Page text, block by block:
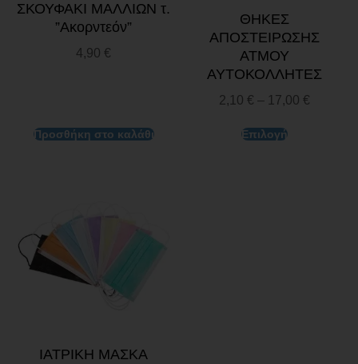
ΣΚΟΥΦΑΚΙ ΜΑΛΛΙΩΝ τ.
”Ακορντεόν”
4,90 €
Προσθήκη στο καλάθι
ΘΗΚΕΣ
ΑΠΟΣΤΕΙΡΩΣΗΣ
ΑΤΜΟΥ
ΑΥΤΟΚΟΛΛΗΤΕΣ
2,10 € – 17,00 €
Επιλογή
ΙΑΤΡΙΚΗ ΜΑΣΚΑ